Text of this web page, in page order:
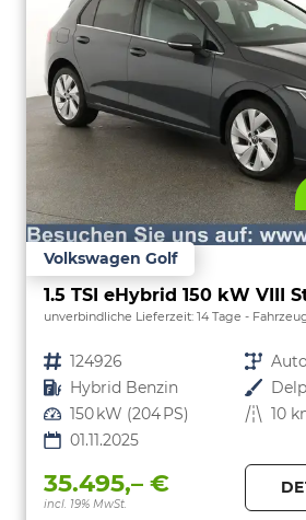
Volkswagen Golf
unverbindliche Lieferzeit: 14 Tage
Fahrzeugnr. 124926 Getriebe
Kraftstoff Hybrid Benzin Außenfarbe
Leistung 150 kW (204 PS) Kilometerstand 10
01.11.2025
35.495,– €
incl. 19% MwSt.